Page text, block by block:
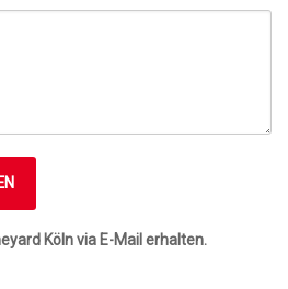
Köln via E-Mail erhalten.